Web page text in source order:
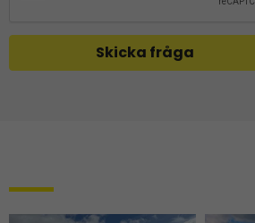
Skicka fråga